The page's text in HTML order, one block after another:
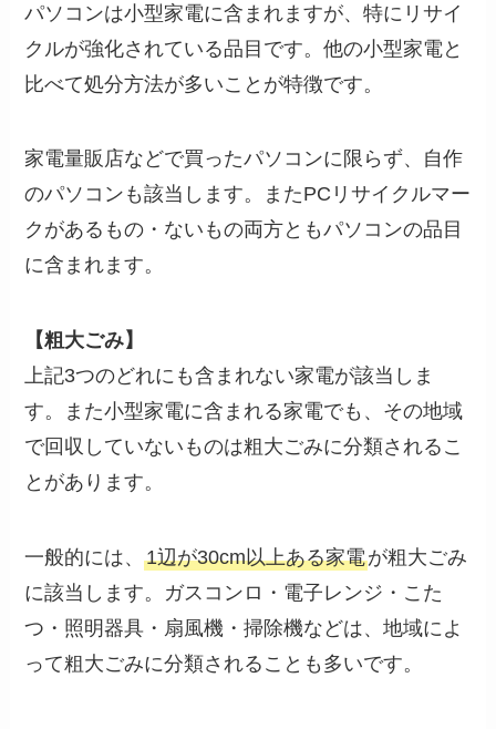
パソコンは小型家電に含まれますが、特にリサイ
クルが強化されている品目です。他の小型家電と
比べて処分方法が多いことが特徴です。
家電量販店などで買ったパソコンに限らず、自作
のパソコンも該当します。またPCリサイクルマー
クがあるもの・ないもの両方ともパソコンの品目
に含まれます。
【粗大ごみ】
上記3つのどれにも含まれない家電が該当しま
す。また小型家電に含まれる家電でも、その地域
で回収していないものは粗大ごみに分類されるこ
とがあります。
一般的には、1辺が30cm以上ある家電が粗大ごみ
に該当します。ガスコンロ・電子レンジ・こた
つ・照明器具・扇風機・掃除機などは、地域によ
って粗大ごみに分類されることも多いです。